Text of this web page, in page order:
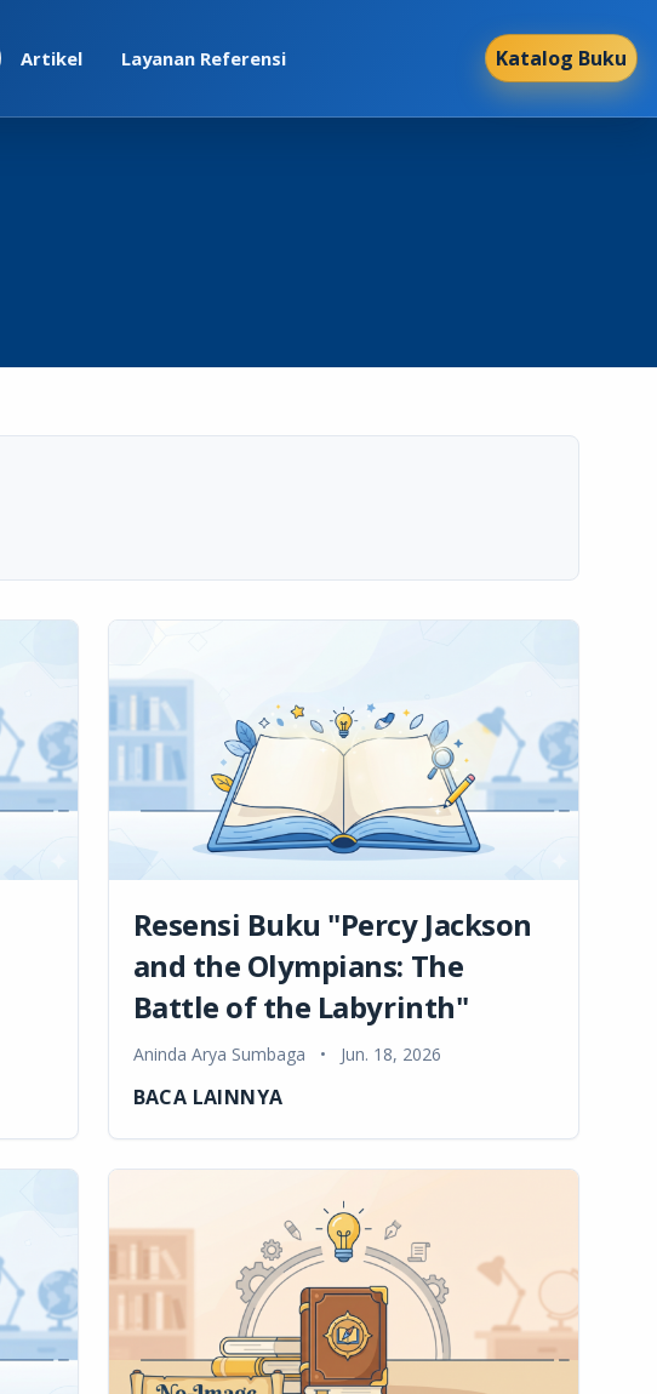
Artikel Layanan Referensi Katalog Buku
Resensi Buku "Percy Jackson
and the Olympians: The
Battle of the Labyrinth"
Aninda Arya Sumbaga • Jun. 18, 2026
BACA LAINNYA